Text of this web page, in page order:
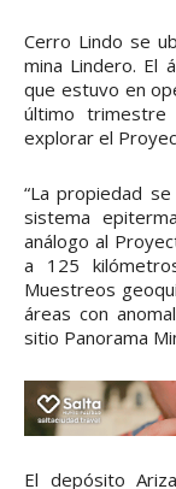
Cerro Lindo se
mina Lindero. El
que estuvo en
último
explorar el
“La propiedad
sistema
análogo al
a 125
Muestreos
áreas con
sitio Panorama
El depósito